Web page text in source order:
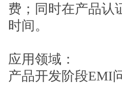
费；同时在产品认
时间。
应用领域：
产品开发阶段EMI